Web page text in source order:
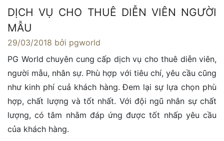
DỊCH VỤ CHO THUÊ DIỄN VIÊN NGƯỜI
MẪU
29/03/2018 bởi pgworld
PG World chuyên cung cấp dịch vụ cho thuê diễn viên,
người mẫu, nhân sự. Phù hợp với tiêu chí, yêu cầu cũng
như kinh phí cuả khách hàng. Đem lại sự lựa chọn phù
hợp, chất lượng và tốt nhất. Với đội ngũ nhân sự chất
lượng, có tâm nhằm đáp ứng được tốt nhấp yêu cầu
của khách hàng.